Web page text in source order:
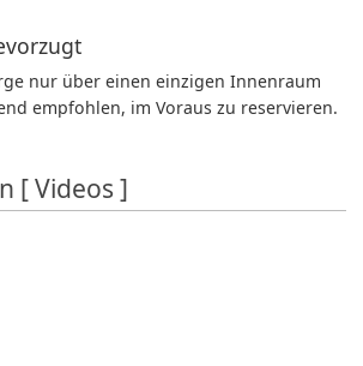
nur über einen einzigen Innenraum
empfohlen, im Voraus zu reservieren.
[ Videos ]